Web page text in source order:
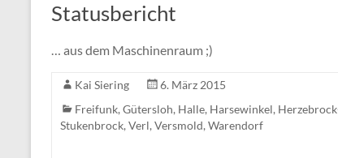
Statusbericht
… aus dem Maschinenraum ;)
Kai Siering
6. März 2015
Freifunk, Gütersloh, Halle, Harsewinkel,
Stukenbrock, Verl, Versmold, Warendorf